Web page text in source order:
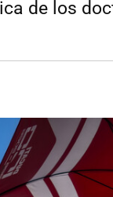
de los